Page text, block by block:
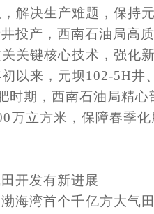
解决生产难题，保持
投产，西南石油局高
关键核心技术，强化
以来，元坝102-5H井
时期，西南石油局精
万立方米，保障春季
开发有新进展
海湾首个千亿方大气